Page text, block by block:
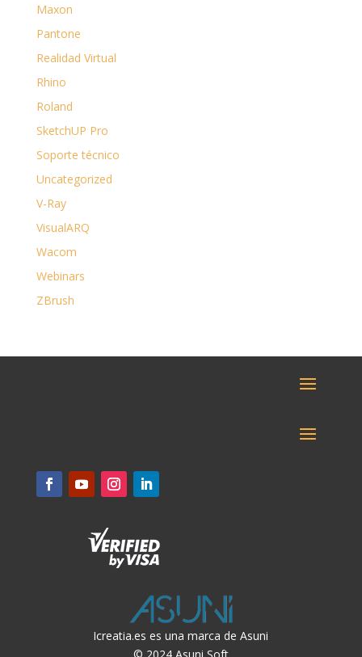
Maxon
Pantone
Realidad Virtual
Rhino
Roland
SketchUP Pro
Soporte técnico
Uncategorized
V-Ray
VisualARQ
Wacom
Webinars
ZBrush
Icreatia.es es una marca de Asuni